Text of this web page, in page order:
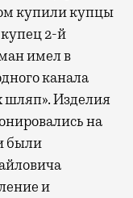
купили купцы
2-й
имел в
канала
Изделия
на
были
и